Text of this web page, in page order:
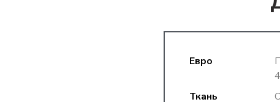
Евро
Ткань